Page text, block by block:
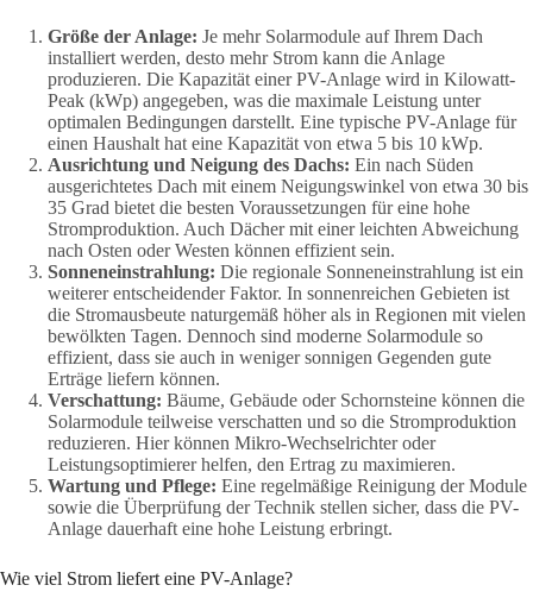
Größe der Anlage: Je mehr Solarmodule auf Ihrem Dach
installiert werden, desto mehr Strom kann die Anlage
produzieren. Die Kapazität einer PV-Anlage wird in Kilowatt-
Peak (kWp) angegeben, was die maximale Leistung unter
optimalen Bedingungen darstellt. Eine typische PV-Anlage für
einen Haushalt hat eine Kapazität von etwa 5 bis 10 kWp.
Ausrichtung und Neigung des Dachs: Ein nach Süden
ausgerichtetes Dach mit einem Neigungswinkel von etwa 30 bis
35 Grad bietet die besten Voraussetzungen für eine hohe
Stromproduktion. Auch Dächer mit einer leichten Abweichung
nach Osten oder Westen können effizient sein.
Sonneneinstrahlung: Die regionale Sonneneinstrahlung ist ein
weiterer entscheidender Faktor. In sonnenreichen Gebieten ist
die Stromausbeute naturgemäß höher als in Regionen mit vielen
bewölkten Tagen. Dennoch sind moderne Solarmodule so
effizient, dass sie auch in weniger sonnigen Gegenden gute
Erträge liefern können.
Verschattung: Bäume, Gebäude oder Schornsteine können die
Solarmodule teilweise verschatten und so die Stromproduktion
reduzieren. Hier können Mikro-Wechselrichter oder
Leistungsoptimierer helfen, den Ertrag zu maximieren.
Wartung und Pflege: Eine regelmäßige Reinigung der Module
sowie die Überprüfung der Technik stellen sicher, dass die PV-
Anlage dauerhaft eine hohe Leistung erbringt.
Wie viel Strom liefert eine PV-Anlage?